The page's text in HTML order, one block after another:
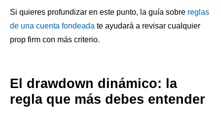
Si quieres profundizar en este punto, la guía sobre reglas
de una cuenta fondeada te ayudará a revisar cualquier
prop firm con más criterio.
El drawdown dinámico: la
regla que más debes entender